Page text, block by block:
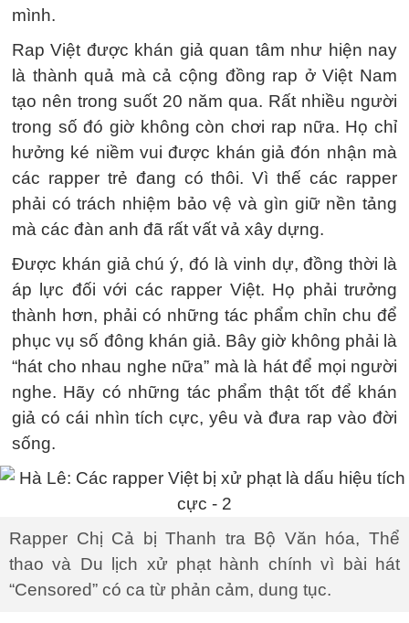
mình.
Rap Việt được khán giả quan tâm như hiện nay
là thành quả mà cả cộng đồng rap ở Việt Nam
tạo nên trong suốt 20 năm qua. Rất nhiều người
trong số đó giờ không còn chơi rap nữa. Họ chỉ
hưởng ké niềm vui được khán giả đón nhận mà
các rapper trẻ đang có thôi. Vì thế các rapper
phải có trách nhiệm bảo vệ và gìn giữ nền tảng
mà các đàn anh đã rất vất vả xây dựng.
Được khán giả chú ý, đó là vinh dự, đồng thời là
áp lực đối với các rapper Việt. Họ phải trưởng
thành hơn, phải có những tác phẩm chỉn chu để
phục vụ số đông khán giả. Bây giờ không phải là
“hát cho nhau nghe nữa” mà là hát để mọi người
nghe. Hãy có những tác phẩm thật tốt để khán
giả có cái nhìn tích cực, yêu và đưa rap vào đời
sống.
Rapper Chị Cả bị Thanh tra Bộ Văn hóa, Thể
thao và Du lịch xử phạt hành chính vì bài hát
“Censored” có ca từ phản cảm, dung tục.